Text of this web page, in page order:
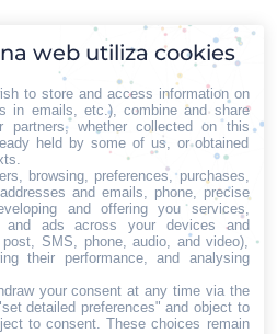
web utiliza cookies
to store and access information on
in emails, etc.), combine and share
partners, whether collected on this
held by some of us, or obtained
browsing, preferences, purchases,
and emails, phone, precise
and offering you services,
and ads across your devices and
SMS, phone, audio, and video),
their performance, and analysing
your consent at any time via the
detailed preferences" and object to
to consent. These choices remain